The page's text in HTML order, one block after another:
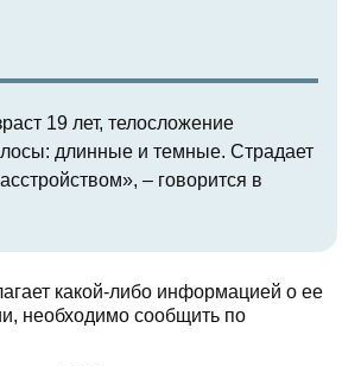
19 лет, телосложение
длинные и темные. Страдает
– говорится в
какой-либо информацией о ее
необходимо сообщить по